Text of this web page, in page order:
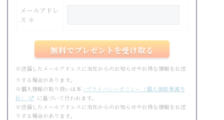
メールアドレ
ス ＊
※送信したメールアドレスに当社からのお知らせやお得な情報をお送
りする場合があります。
※個人情報の取り扱いは本 >プライバシーポリシー（個人情報保護方
針）
に基づいて行われます。
※送信したメールアドレスに当社からのお知らせやお得な情報をお送
りする場合があります。